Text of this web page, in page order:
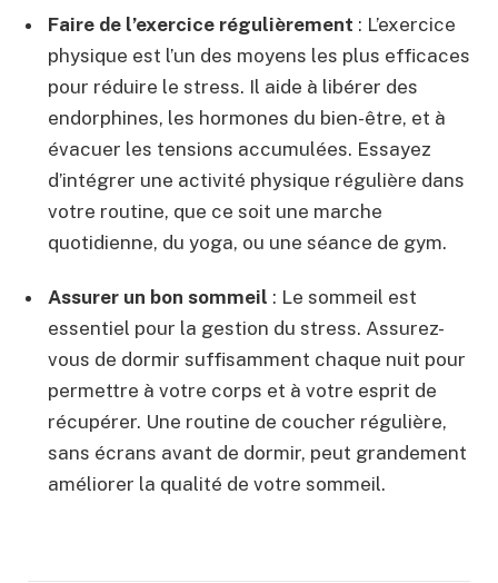
Faire de l’exercice régulièrement : L’exercice
physique est l’un des moyens les plus efficaces
pour réduire le stress. Il aide à libérer des
endorphines, les hormones du bien-être, et à
évacuer les tensions accumulées. Essayez
d’intégrer une activité physique régulière dans
votre routine, que ce soit une marche
quotidienne, du yoga, ou une séance de gym.
Assurer un bon sommeil : Le sommeil est
essentiel pour la gestion du stress. Assurez-
vous de dormir suffisamment chaque nuit pour
permettre à votre corps et à votre esprit de
récupérer. Une routine de coucher régulière,
sans écrans avant de dormir, peut grandement
améliorer la qualité de votre sommeil.